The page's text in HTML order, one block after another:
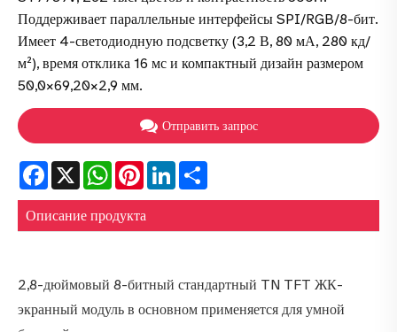
Поддерживает параллельные интерфейсы SPI/RGB/8-бит.
Имеет 4-светодиодную подсветку (3,2 В, 80 мА, 280 кд/
м²), время отклика 16 мс и компактный дизайн размером
50,0×69,20×2,9 мм.
Отправить запрос
Facebook
X WhatsAppPinterestLinkedIn
Описание продукта
2,8-дюймовый 8-битный стандартный TN TFT ЖК-
экранный модуль в основном применяется для умной